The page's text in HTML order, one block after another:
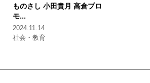
ものさし 小田貴月 高倉プロ
モ...
2024.11.14
社会・教育